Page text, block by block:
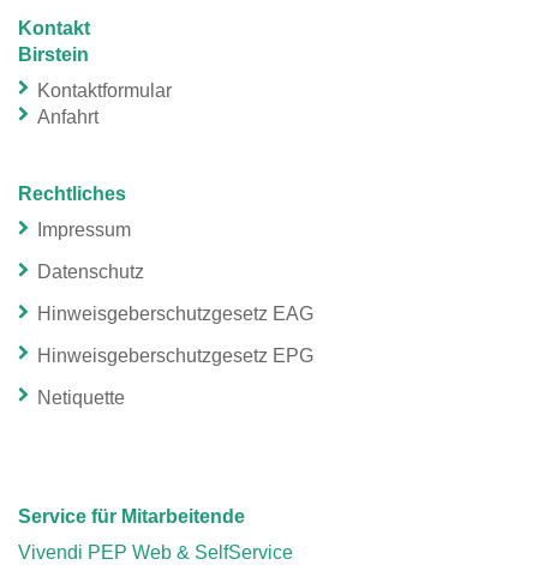
Kontakt
Birstein
Kontaktformular
Anfahrt
Rechtliches
Impressum
Datenschutz
Hinweisgeberschutzgesetz EAG
Hinweisgeberschutzgesetz EPG
Netiquette
Service für Mitarbeitende
Vivendi PEP Web & SelfService